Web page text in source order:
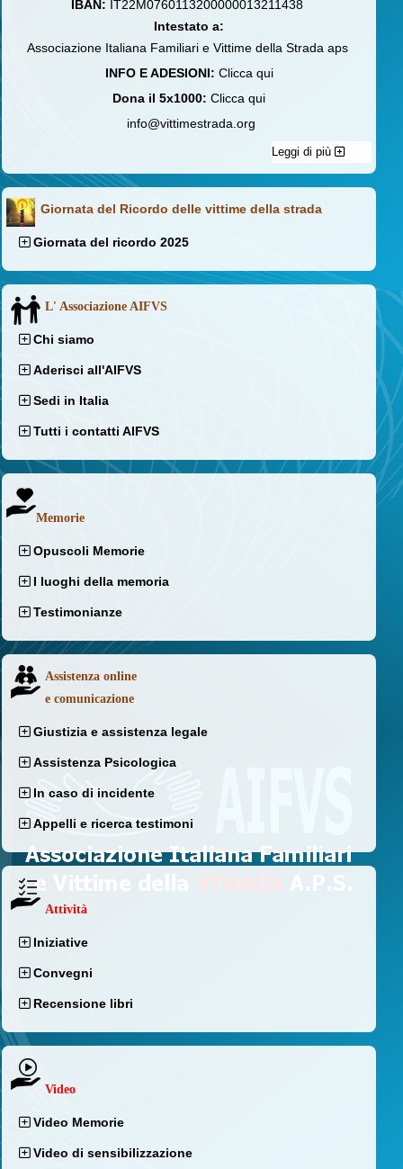
IBAN: IT22M0760113200000013211438
Intestato a:
Associazione Italiana Familiari e Vittime della Strada aps
INFO E ADESIONI: Clicca qui
Dona il 5x1000: Clicca qui
info@vittimestrada.org
Leggi di più
Giornata del Ricordo delle vittime della strada
Giornata del ricordo 2025
L' Associazione AIFVS
Chi siamo
Aderisci all'AIFVS
Sedi in Italia
Tutti i contatti AIFVS
Memorie
Opuscoli Memorie
I luoghi della memoria
Testimonianze
Assistenza online
e comunicazione
Giustizia e assistenza legale
Assistenza Psicologica
In caso di incidente
Appelli e ricerca testimoni
Attività
Iniziative
Convegni
Recensione libri
Video
Video Memorie
Video di sensibilizzazione